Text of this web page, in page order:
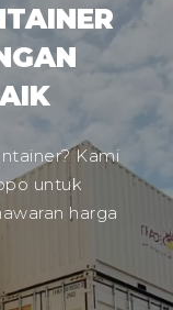
Kami
untuk
harga